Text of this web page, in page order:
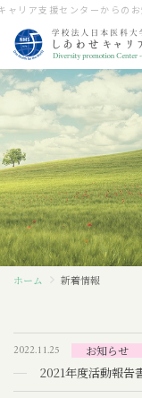
リア支援センターからのお
ホーム
センター長挨拶
構成員紹介
育児支援
キャリア教育／再教育
ホーム 新着情報
2022.11.25 お知らせ
2021年度活動報告